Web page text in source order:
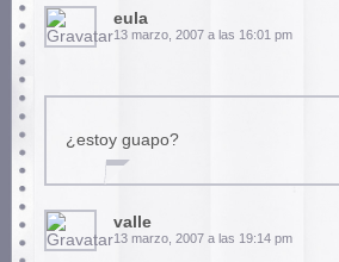
eula
13 marzo, 2007 a las 16:01 pm
¿estoy guapo?
valle
13 marzo, 2007 a las 19:14 pm